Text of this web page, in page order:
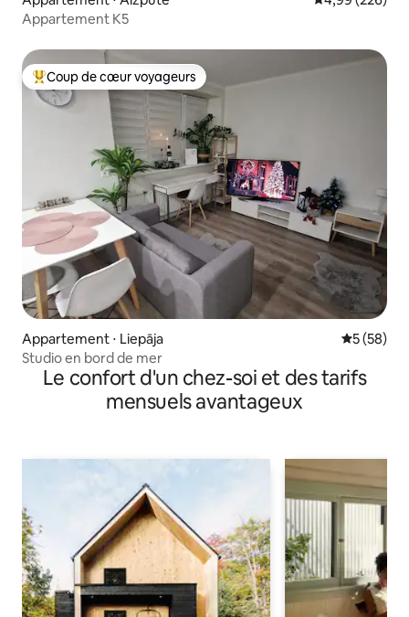
Appartement K5
Coups de cœur voyageurs les plus appréciés
Coup de cœur voyageurs
Appartement ⋅ Liepāja
5 (58)
Studio en bord de mer
Le confort d'un chez-soi et des tarifs
mensuels avantageux